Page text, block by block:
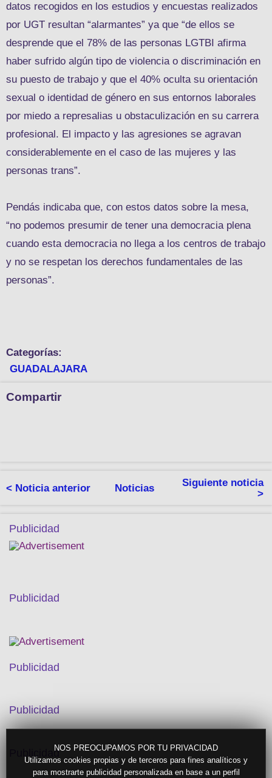
NOS PREOCUPAMOS POR TU PRIVACIDAD
Utilizamos cookies propias y de terceros para fines analíticos y
para mostrarte publicidad personalizada en base a un perfil
datos recogidos en los estudios y encuestas realizados
por UGT resultan “alarmantes” ya que “de ellos se
desprende que el 78% de las personas LGTBI afirma
haber sufrido algún tipo de violencia o discriminación en
su puesto de trabajo y que el 40% oculta su orientación
sexual o identidad de género en sus entornos laborales
por miedo a represalias u obstaculización en su carrera
profesional. El impacto y las agresiones se agravan
considerablemente en el caso de las mujeres y las
personas trans”.
Pendás indicaba que, con estos datos sobre la mesa,
“no podemos presumir de tener una democracia plena
cuando esta democracia no llega a los centros de trabajo
y no se respetan los derechos fundamentales de las
personas”.
Categorías:
GUADALAJARA
Compartir
< Noticia anterior Noticias
Siguiente noticia
>
Publicidad
Publicidad
Publicidad
Publicidad
Publicidad